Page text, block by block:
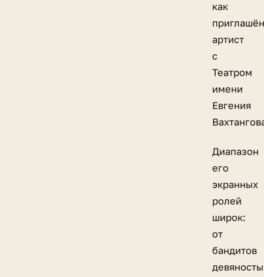
как
артист
с
Театром
имени
Евгения
Диапазон
его
экранных
ролей
широк:
от
бандитов